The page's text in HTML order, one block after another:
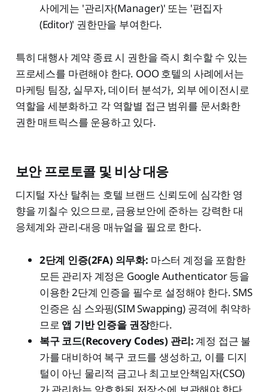
사에게는 '관리자(Manager)' 또는 '편집자
(Editor)' 권한만을 부여한다.
특히 대행사 계약 종료 시 권한을 즉시 회수할 수 있는
프로세스를 마련해야 한다. OOO 호텔의 사례에서는
마케팅 팀장, 실무자, 데이터 분석가, 외부 에이전시로
역할을 세분화하고 각 역할별 접근 범위를 문서화한
권한 매트릭스를 운용하고 있다.
보안 프로토콜 및 비상 대응
디지털 자산 탈취는 호텔 브랜드 신뢰도에 심각한 영
향을 끼칠수 있으므로, 금융보안에 준하는 강력한 대
응체계와 관리-대응 매뉴얼을 필요로 한다.
2단계 인증(2FA) 의무화: 마스터 계정을 포함한
모든 관리자 계정은 Google Authenticator 등을
이용한 2단계 인증을 필수로 설정해야 한다. SMS
인증은 심 스와핑(SIM Swapping) 공격에 취약하
므로 앱 기반 인증을 권장한다.
복구 코드(Recovery Codes) 관리:계정 접근 불
가를 대비하여 복구 코드를 생성하고, 이를 디지
털이 아닌 물리적 금고나 최고보안책임자(CSO)